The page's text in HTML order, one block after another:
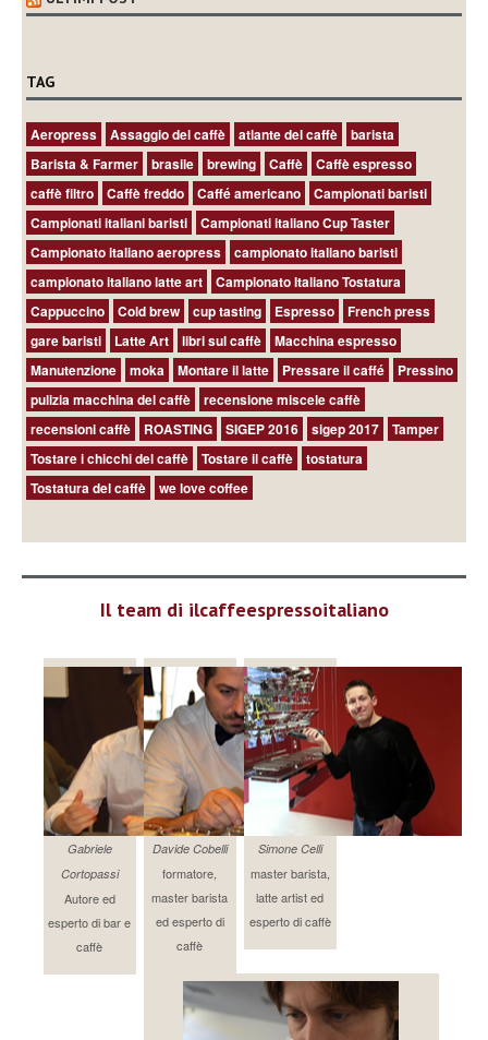
TAG
Aeropress Assaggio del caffè atlante del caffè
barista
Barista & Farmer
brasile brewing Caffè
Caffè espresso
caffè filtro
Caffè freddo Caffé americano
Campionati baristi
Campionati italiani baristi
Campionati italiano Cup Taster
Campionato italiano aeropress
campionato italiano baristi
campionato italiano latte art
Campionato Italiano Tostatura
Cappuccino
Cold brew cup tasting Espresso
French press
gare baristi
Latte Art libri sul caffè
Macchina espresso
Manutenzione
moka Montare il latte Pressare il caffé
Pressino
pulizia macchina del caffè
recensione miscele caffè
recensioni caffè
ROASTING SIGEP 2016 sigep 2017
Tamper
Tostare i chicchi del caffè
Tostare il caffè
tostatura
Tostatura del caffè
we love coffee
Il team di ilcaffeespressoitaliano
Gabriele
Cortopassi
Autore ed
esperto di bar e
caffè
Davide Cobelli
formatore,
master barista
ed esperto di
caffè
Simone Celli
master barista,
latte artist ed
esperto di caffè